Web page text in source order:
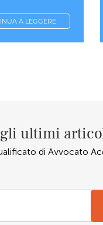
A LEGGERE
gli ultimi
di Avvocato